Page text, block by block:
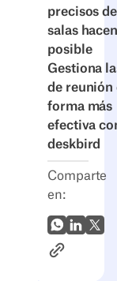
precisos
salas hacen
posible
Gestiona
de reunión
forma más
efectiva
deskbird
Comparte
en:
WhatsApp
X
Enlace al